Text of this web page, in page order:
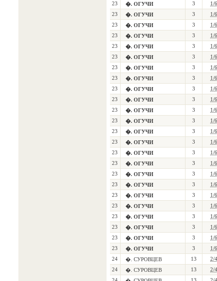
23
�. ОГУЧИ 3
1/6
23
�. ОГУЧИ 3
1/6
23
�. ОГУЧИ 3
1/6
23
�. ОГУЧИ 3
1/6
23
�. ОГУЧИ 3
1/6
23
�. ОГУЧИ 3
1/6
23
�. ОГУЧИ 3
1/6
23
�. ОГУЧИ 3
1/6
23
�. ОГУЧИ 3
1/6
23
�. ОГУЧИ 3
1/6
23
�. ОГУЧИ 3
1/6
23
�. ОГУЧИ 3
1/6
23
�. ОГУЧИ 3
1/6
23
�. ОГУЧИ 3
1/6
23
�. ОГУЧИ 3
1/6
23
�. ОГУЧИ 3
1/6
23
�. ОГУЧИ 3
1/6
23
�. ОГУЧИ 3
1/6
23
�. ОГУЧИ 3
1/6
23
�. ОГУЧИ 3
1/6
23
�. ОГУЧИ 3
1/6
23
�. ОГУЧИ 3
1/6
23
�. ОГУЧИ 3
1/6
23
�. ОГУЧИ 3
1/6
24
�. СУРОВЦЕВ 13
2/4
24
�. СУРОВЦЕВ 13
2/4